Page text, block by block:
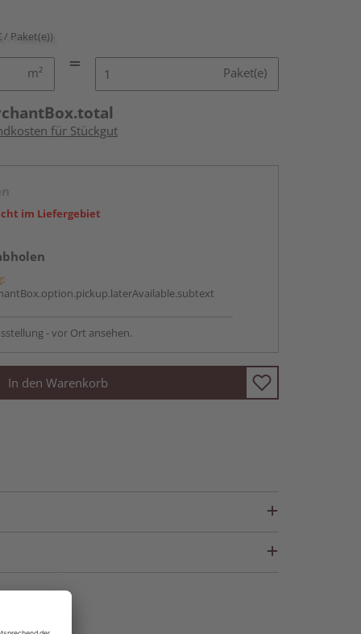
/ Paket(e))
m² Paket(e)
für Stückgut
im Liefergebiet
- vor Ort ansehen.
In den Warenkorb